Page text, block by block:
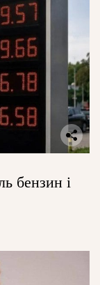
бензин і